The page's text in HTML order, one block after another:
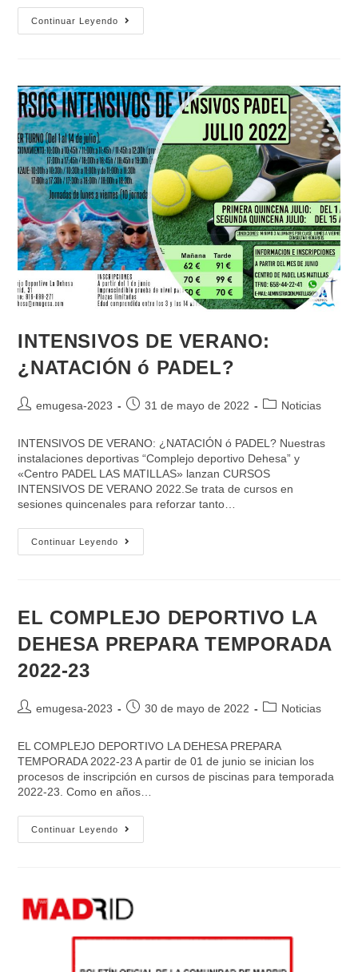
Continuar Leyendo
INTENSIVOS DE VERANO:
¿NATACIÓN ó PADEL?
emugesa-2023 31 de mayo de 2022 Noticias
INTENSIVOS DE VERANO: ¿NATACIÓN ó PADEL? Nuestras
instalaciones deportivas “Complejo deportivo Dehesa” y
«Centro PADEL LAS MATILLAS» lanzan CURSOS
INTENSIVOS DE VERANO 2022.Se trata de cursos en
sesiones quincenales para reforzar tanto…
Continuar Leyendo
EL COMPLEJO DEPORTIVO LA
DEHESA PREPARA TEMPORADA
2022-23
emugesa-2023 30 de mayo de 2022 Noticias
EL COMPLEJO DEPORTIVO LA DEHESA PREPARA
TEMPORADA 2022-23 A partir de 01 de junio se inician los
procesos de inscripción en cursos de piscinas para temporada
2022-23. Como en años…
Continuar Leyendo